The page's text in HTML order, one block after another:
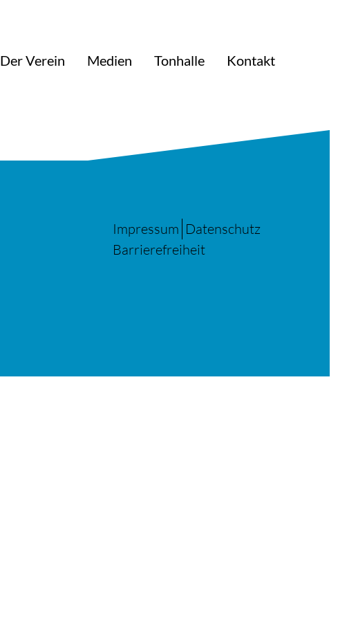
Der Verein Medien Tonhalle
Kontakt
Impressum Datenschutz
Barrierefreiheit